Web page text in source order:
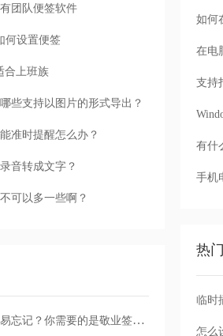
团队便签软件
何设置便签
合上班族
些支持以图片的形式导出？
准时提醒怎么办？
音转成文字？
可以多一些啊？
身边太多朋友的生日容易忘记？你需要的是敬业签的生日提醒
如何
在电
支持
有什
手机
热
怎么